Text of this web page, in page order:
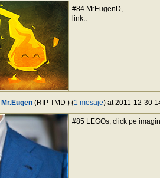
#84 MrEugenD,
link..
Mr.Eugen (RIP TMD ) (1 mesaje) at 2011-12-30
#85 LEGOs, click pe